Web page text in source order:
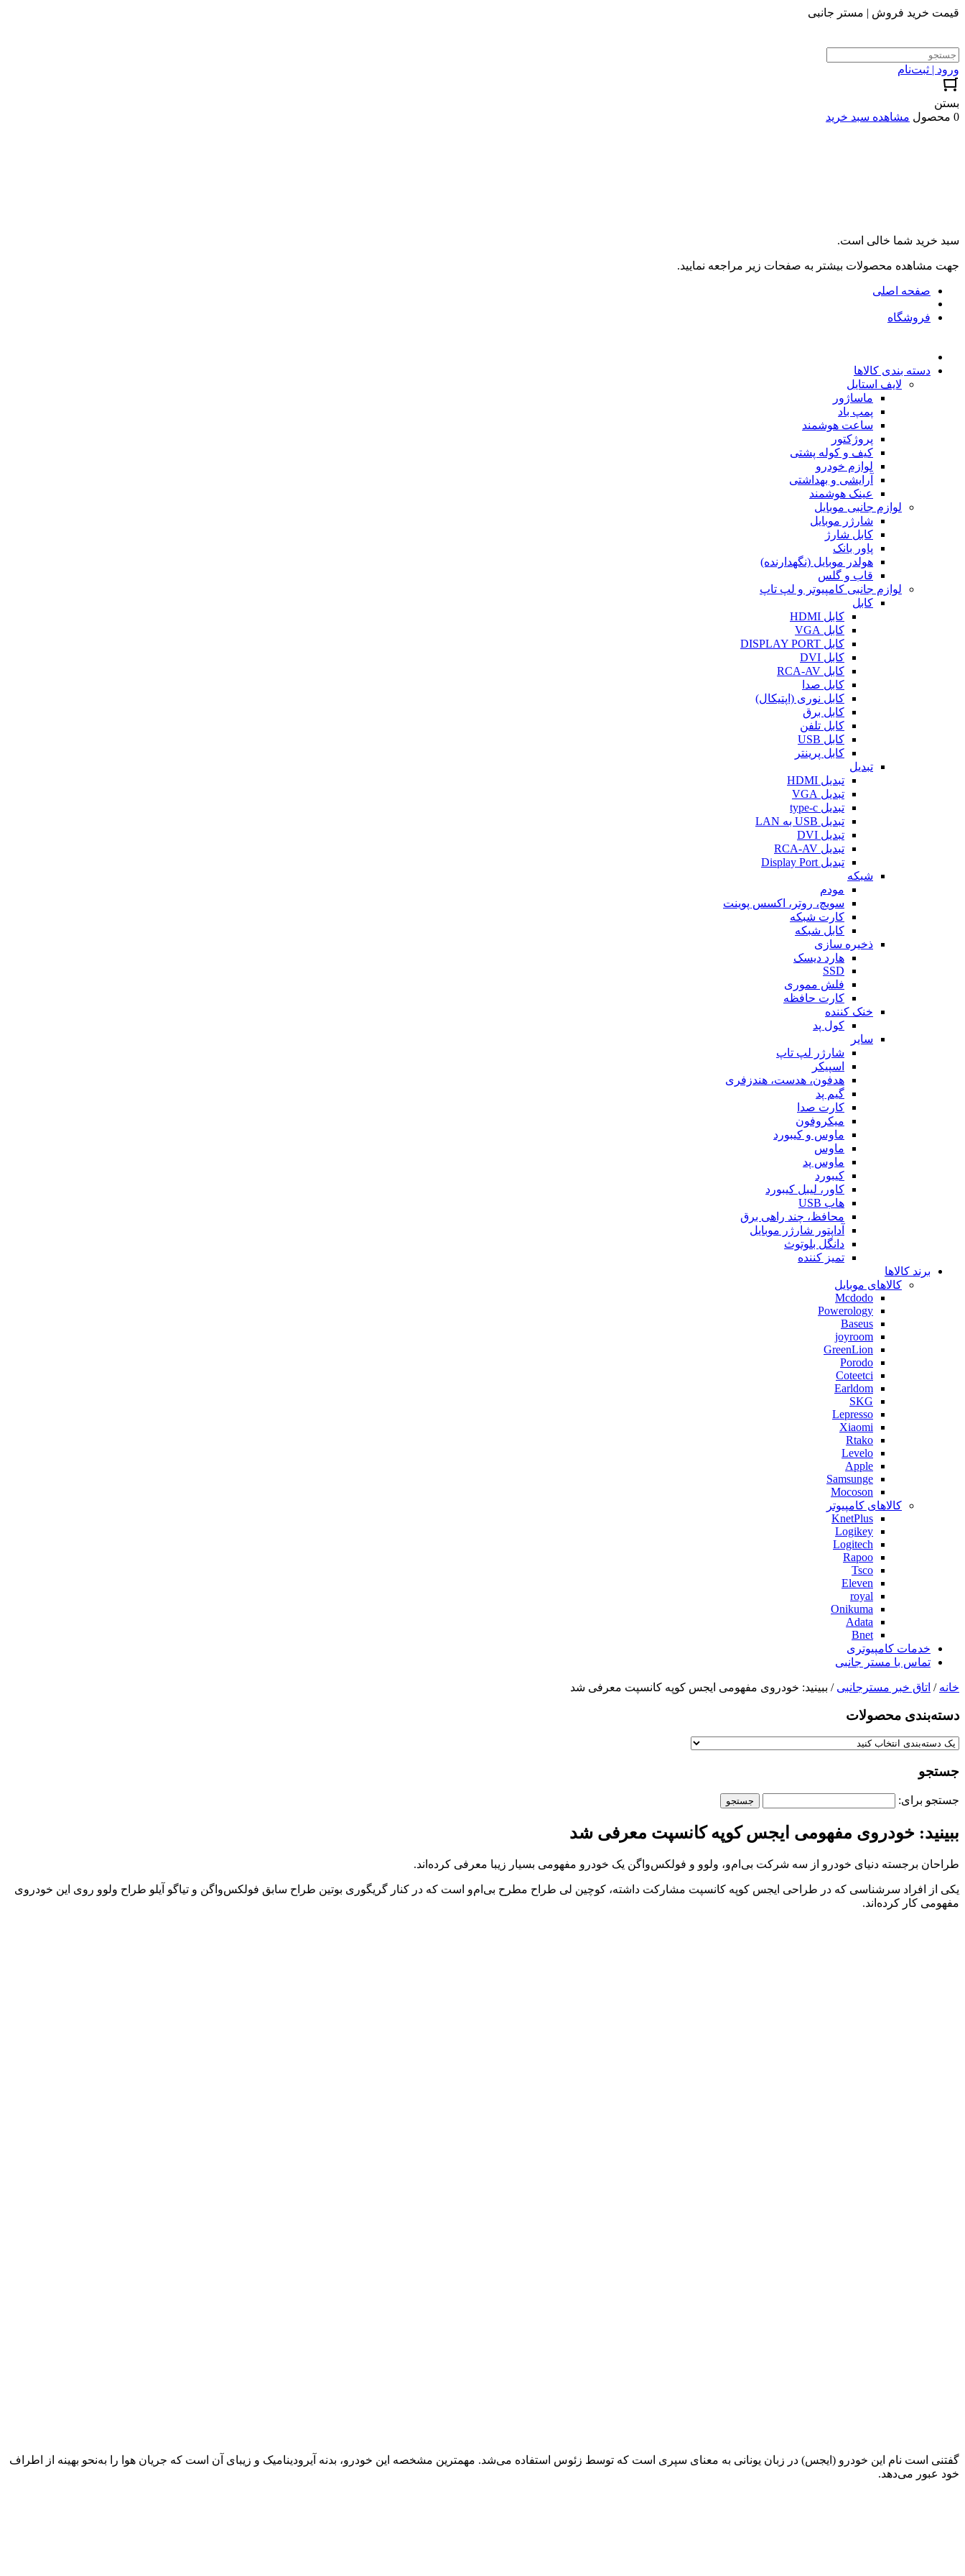
قیمت خرید فروش | مستر جانبی
ورود | ثبت‌نام
بستن
0 محصول
مشاهده سبد خرید
سبد خرید شما خالی است.
جهت مشاهده محصولات بیشتر به صفحات زیر مراجعه نمایید.
صفحه اصلی
فروشگاه
دسته بندی کالاها
لایف استایل
ماساژور
پمپ باد
ساعت هوشمند
پروژکتور
کیف و کوله پشتی
لوازم خودرو
آرایشی و بهداشتی
عینک هوشمند
لوازم جانبی موبایل
شارژر موبایل
کابل شارژ
پاور بانک
هولدر موبایل (نگهدارنده)
قاب و گلس
لوازم جانبی کامپیوتر و لپ تاپ
کابل
کابل HDMI
کابل VGA
کابل DISPLAY PORT
کابل DVI
کابل RCA-AV
کابل صدا
کابل نوری (اپتیکال)
کابل برق
کابل تلفن
کابل USB
کابل پرینتر
تبدیل
تبدیل HDMI
تبدیل VGA
تبدیل type-c
تبدیل USB به LAN
تبدیل DVI
تبدیل RCA-AV
تبدیل Display Port
شبکه
مودم
سویچ، روتر، اکسس پوینت
کارت شبکه
کابل شبکه
ذخیره سازی
هارد دیسک
SSD
فلش مموری
کارت حافظه
خنک کننده
کول پد
سایر
شارژر لپ تاپ
اسپیکر
هدفون، هدست، هندزفری
گیم پد
کارت صدا
میکروفون
ماوس و کیبورد
ماوس
ماوس پد
کیبورد
کاور، لیبل کیبورد
هاب USB
محافظ، چند راهی برق
آداپتور شارژر موبایل
دانگل بلوتوث
تمیز کننده
برند کالاها
کالاهای موبایل
Mcdodo
Powerology
Baseus
joyroom
GreenLion
Porodo
Coteetci
Earldom
SKG
Lepresso
Xiaomi
Rtako
Levelo
Apple
Samsunge
Mocoson
کالاهای کامپیوتر
KnetPlus
Logikey
Logitech
Rapoo
Tsco
Eleven
royal
Onikuma
Adata
Bnet
خدمات کامپیوتری
تماس با مستر جانبی
خانه / اتاق خبر مسترجانبی / ببینید: خودروی مفهومی ایجس کوپه کانسپت معرفی شد
دسته‌بندی‌ محصولات
جستجو
جستجو برای:
ببینید: خودروی مفهومی ایجس کوپه کانسپت معرفی شد
طراحان برجسته دنیای خودرو از سه شرکت‌ بی‌‌ام‌‌و، ولوو و فولکس‌‌واگن یک خودرو مفهومی بسیار زیبا معرفی کرده‌اند.
یکی از افراد سرشناسی که در طراحی ایجس کوپه کانسپت مشارکت داشته، کوچین لی طراح مطرح بی‌ام‌و است که در کنار گریگوری بوتین طراح سابق فولکس‌‌واگن و تیاگو آیلو طراح ولوو روی این خودروی
مفهومی کار کرده‌اند.
گفتنی است نام این خودرو (ایجس) در زبان یونانی به معنای سپری است که توسط زئوس استفاده می‌شد. مهمترین مشخصه این خودرو، بدنه آیرودینامیک و زیبای آن است که جریان هوا را به‌نحو بهینه از اطراف
خود عبور می‌دهد.